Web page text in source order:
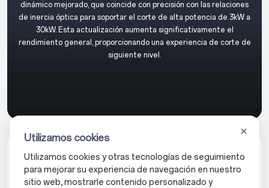
dinámico mejorado, que coincide con precisión con las relaciones
de inercia óptica para soportar el corte de alta potencia de 3kW a
30kW. Esta actualización aumenta significativamente el
rendimiento general, proporcionando una experiencia de corte de
siguiente nivel.
Aumente su Productividad con Plataforma de Intercambio
Dual
Utilizamos cookies
Utilizamos cookies y otras tecnologías de seguimiento
para mejorar su experiencia de navegación en nuestro
sitio web, mostrarle contenido personalizado y